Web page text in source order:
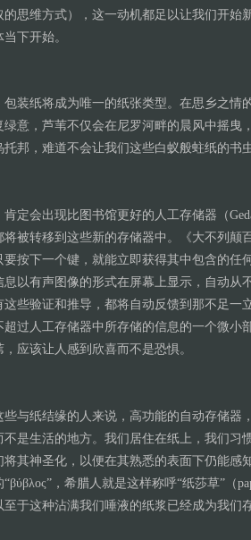
的思维方式），这一动机都足以让我们开始
下开始。
包装纸将成为唯一的纸张类型。在思乡之情
绿意，芦苇不仅会在尼罗河畔的晨风中摇曳
托邦，难道不会让我们这些白蚁般蛀纸的书
肯定会出现比图书馆更好的人工存储器（
将被转移到这些新的存储器中。《大不列颠
要按下一个键，就能立即获得其中包含的任
息以有声图像的形式在屏幕上显示，自动从
些验证和推导，都将自动反馈到那不足一
超过人工存储器中所存储的信息的一个微小
应该让人感到欣喜而不是恐惧。
些与纸结缘的人来说，高功能的自动存储器
不是生活的地方。我们居住在纸上，我们习
其神圣化，以便在其熟悉的表面下仍能感
，希腊人就是这样称呼“纸莎草”（
于这种沾满我们唾液的纸浆已经成为我们